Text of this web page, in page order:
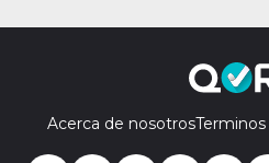
Acerca de nosotros